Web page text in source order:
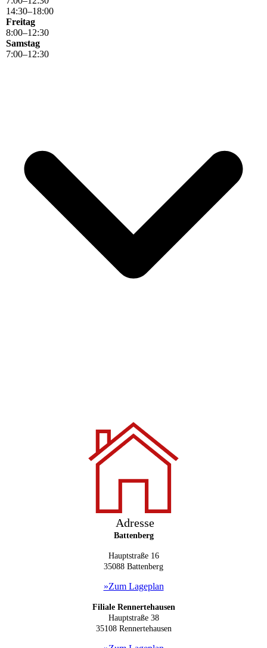
14:30–18:00
Freitag
8:00–12:30
Samstag
7:00–12:30
Adresse
Battenberg
Hauptstraße 16
35088 Battenberg
»Zum Lageplan
Filiale Rennertehausen
Hauptstraße 38
35108 Rennertehausen